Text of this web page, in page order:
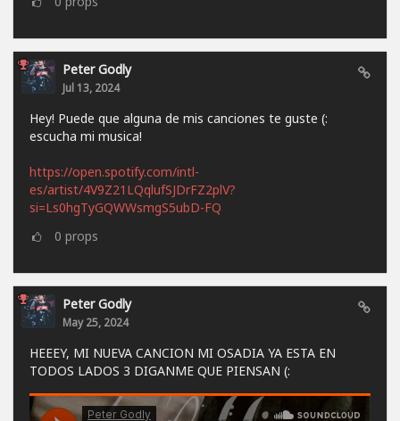
Peter Godly
Jul 13, 2024
Hey! Puede que alguna de mis canciones te guste (:
escucha mi musica!
https://open.spotify.com/intl-
es/artist/4V9Z21LQqlufSJDrFZ2plV?
si=Ls0hgTyGQWWsmgS5ubD-FQ
0 props
Peter Godly
May 25, 2024
HEEEY, MI NUEVA CANCION MI OSADIA YA ESTA EN
TODOS LADOS 3 DIGANME QUE PIENSAN (: